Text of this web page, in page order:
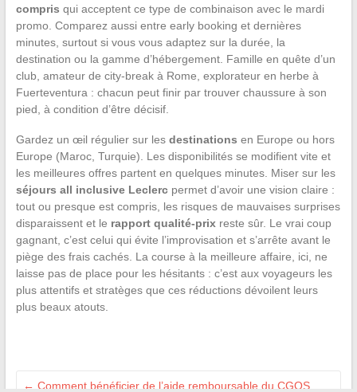
compris qui acceptent ce type de combinaison avec le mardi
promo. Comparez aussi entre early booking et dernières
minutes, surtout si vous vous adaptez sur la durée, la
destination ou la gamme d’hébergement. Famille en quête d’un
club, amateur de city-break à Rome, explorateur en herbe à
Fuerteventura : chacun peut finir par trouver chaussure à son
pied, à condition d’être décisif.
Gardez un œil régulier sur les destinations en Europe ou hors
Europe (Maroc, Turquie). Les disponibilités se modifient vite et
les meilleures offres partent en quelques minutes. Miser sur les
séjours all inclusive Leclercpermet d’avoir une vision claire :
tout ou presque est compris, les risques de mauvaises surprises
disparaissent et le rapport qualité-prixreste sûr. Le vrai coup
gagnant, c’est celui qui évite l’improvisation et s’arrête avant le
piège des frais cachés. La course à la meilleure affaire, ici, ne
laisse pas de place pour les hésitants : c’est aux voyageurs les
plus attentifs et stratèges que ces réductions dévoilent leurs
plus beaux atouts.
← Comment bénéficier de l’aide remboursable du CGOS